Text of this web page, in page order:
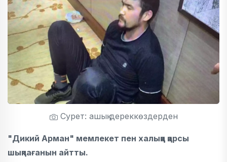
Сурет: ашық дереккөздерден
"Дикий Арман" мемлекет пен халыққа қарсы
шықпағанын айтты.